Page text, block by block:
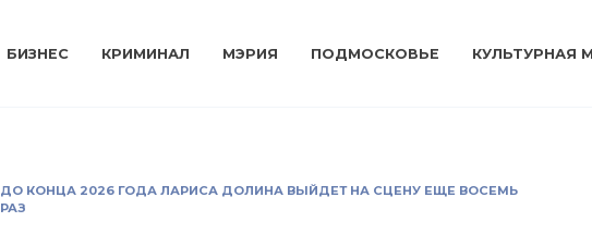
БИЗНЕС КРИМИНАЛ МЭРИЯ ПОДМОСКОВЬЕ КУЛЬТУРНАЯ
ДО КОНЦА 2026 ГОДА ЛАРИСА ДОЛИНА ВЫЙДЕТ НА СЦЕНУ ЕЩЕ ВОСЕМЬ
РАЗ